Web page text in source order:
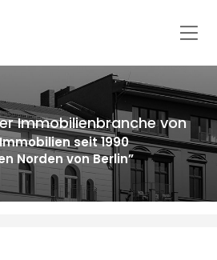
Immobilienbranche von
seit 1990
Norden von Berlin”